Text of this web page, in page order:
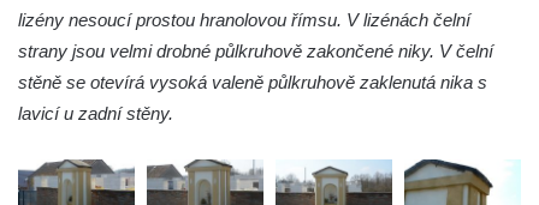
Cyrénský pomáhá Ježíši nést kříž
Křížová cesta Římov – XXI. kaple –
Popravní brána
Křížová cesta Římov – XX. kaple – Svatá
roušky pot z tváře
lizény nesoucí prostou hranolovou římsu. V lizénách čelní
strany jsou velmi drobné půlkruhově zakončené niky. V čelní
stěně se otevírá vysoká valeně půlkruhově zaklenutá nika s
lavicí u zadní stěny.